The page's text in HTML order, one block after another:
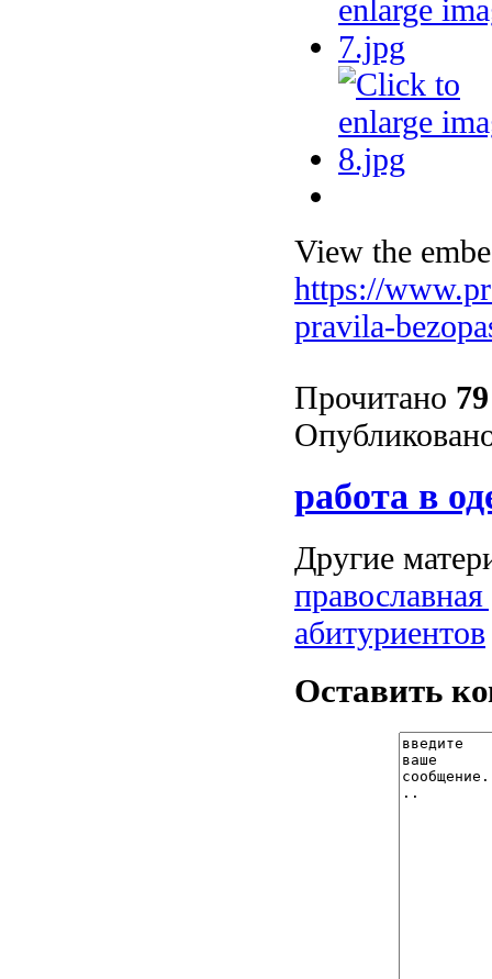
View the
https://
pravila-
Прочитано 79
работа в
Другие
абитуриентов
Оставить